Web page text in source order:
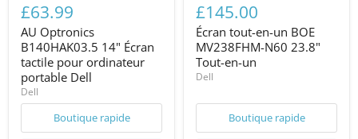
£63.99
AU Optronics
B140HAK03.5 14" Écran
tactile pour ordinateur
portable Dell
Dell
Boutique rapide
£145.00
Écran tout-en-un BOE
MV238FHM-N60 23.8"
Tout-en-un
Dell
Boutique rapide